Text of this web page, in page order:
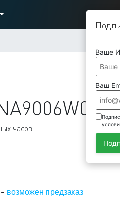
Ваше
Ваш
часов
- возможен предзаказ